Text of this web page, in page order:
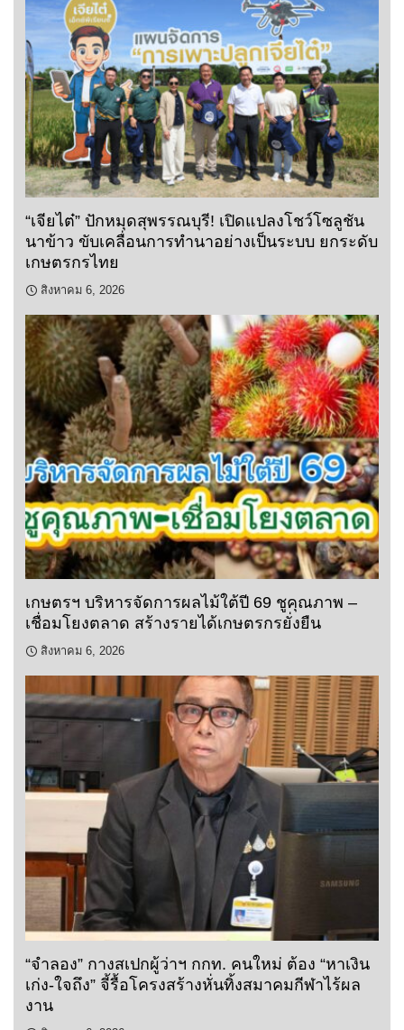
“เจียไต๋” ปักหมุดสุพรรณบุรี! เปิดแปลงโชว์โซลูชัน
นาข้าว ขับเคลื่อนการทำนาอย่างเป็นระบบ ยกระดับ
เกษตรกรไทย
สิงหาคม 6, 2026
เกษตรฯ บริหารจัดการผลไม้ใต้ปี 69 ชูคุณภาพ –
เชื่อมโยงตลาด สร้างรายได้เกษตรกรยั่งยืน
สิงหาคม 6, 2026
“จำลอง” กางสเปกผู้ว่าฯ กกท. คนใหม่ ต้อง “หาเงิน
เก่ง-ใจถึง” จี้รื้อโครงสร้างหั่นทิ้งสมาคมกีฬาไร้ผล
งาน